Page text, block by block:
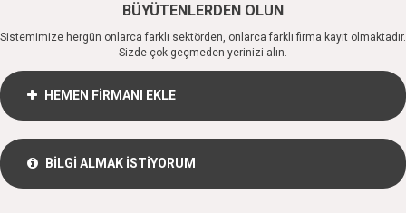
BÜYÜTENLERDEN OLUN
Sistemimize hergün onlarca farklı sektörden, onlarca farklı firma kayıt olmaktadır.
Sizde çok geçmeden yerinizi alın.
HEMEN FİRMANI EKLE
BİLGİ ALMAK İSTİYORUM